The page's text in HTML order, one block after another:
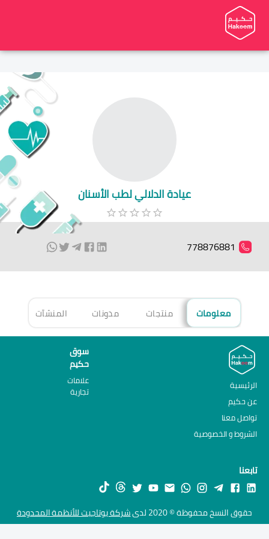
عيادة الدلالي لطب الأسنان
778876881
معلومات منتجات مدونات المنشآت
الرئيسية
عن حكيم
تواصل معنا
الشروط و الخصوصية
سوق
حكيم
علامات
تجارية
تابعنا
حقوق النسخ محفوظة © 2020 لدى شركة يوتاجيت للأنظمة المحدودة